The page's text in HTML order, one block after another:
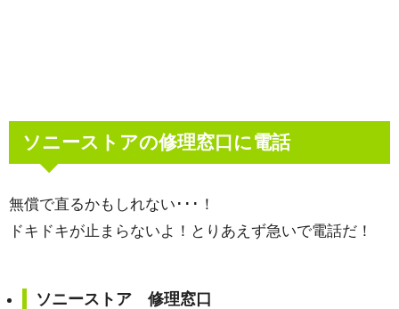
ソニーストアの修理窓口に電話
無償で直るかもしれない･･･！
ドキドキが止まらないよ！とりあえず急いで電話だ！
ソニーストア 修理窓口